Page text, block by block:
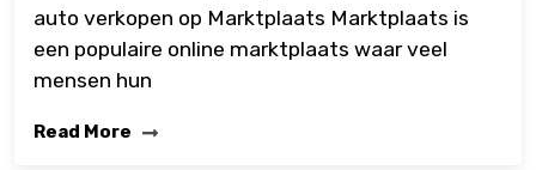
auto verkopen op Marktplaats Marktplaats is
een populaire online marktplaats waar veel
mensen hun
Read More